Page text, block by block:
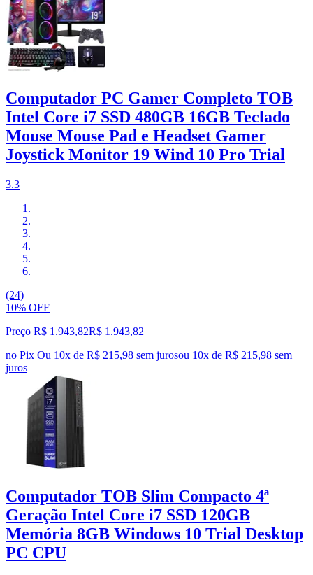
Computador PC Gamer Completo TOB
Intel Core i7 SSD 480GB 16GB Teclado
Mouse Mouse Pad e Headset Gamer
Joystick Monitor 19 Wind 10 Pro Trial
3.3
(24)
10% OFF
Preço R$ 1.943,82R$ 1.943,82
no Pix Ou 10x de R$ 215,98 sem jurosou 10x de R$ 215,98 sem
juros
Computador TOB Slim Compacto 4ª
Geração Intel Core i7 SSD 120GB
Memória 8GB Windows 10 Trial Desktop
PC CPU